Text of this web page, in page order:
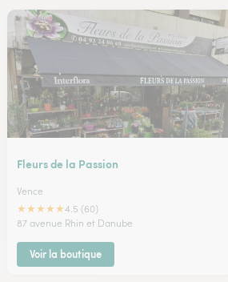
Fleurs de la Passion
Vence
★★★★★4.5 (60)
87 avenue Rhin et Danube
Voir la boutique